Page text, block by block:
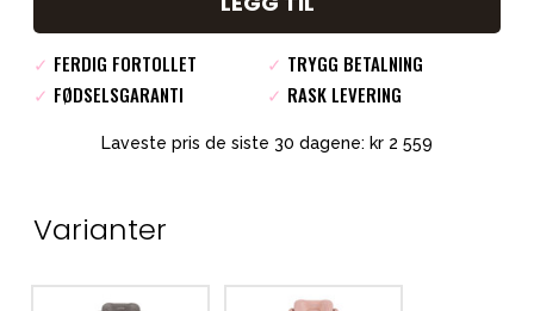
✓ FERDIG FORTOLLET ✓ TRYGG BETALNING
✓ FØDSELSGARANTI ✓ RASK LEVERING
Laveste pris de siste 30 dagene: kr 2 559
Varianter